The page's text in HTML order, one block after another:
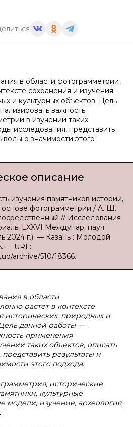
в области фотограмметрии
сохранения и изучения
и культурных объектов. Цель
важность
в изучении таких
исследования, представить
о значимости этого
описание
изучения памятников истории,
основе фотограмметрии / А. Ш.
// Исследования
LXXVI Междунар. науч.
2024 г.). — Казань : Молодой
— URL:
archive/510/18366.
в области
растет в контексте
исторических, природных и
данной работы —
применения
таких объектов, описать
результаты и
этого подхода.
исторические
культурные
модели, изучение, археология,